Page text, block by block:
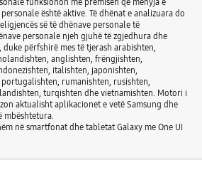
është aktive. Të dhënat e analizuara do
së të dhënave personale të
personale njeh gjuhë të zgjedhura dhe
përfshirë mes të tjerash arabishten,
anglishten, frëngjishten,
italishten, japonishten,
rumanishten, rusishten,
turqishten dhe vietnamishten. Motori i
aktualisht aplikacionet e vetë Samsung dhe
mbështetura.
në smartfonat dhe tabletat Galaxy me One UI